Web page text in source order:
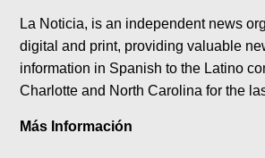
La Noticia, is an independent news
digital and print, providing valuable
information in Spanish to the Latino
Charlotte and North Carolina for the
Más Información